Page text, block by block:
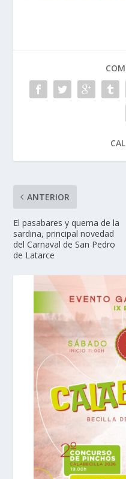
ANTERIOR
El pasabares y quema de la
sardina, principal novedad
del Carnaval de San Pedro
de Latarce